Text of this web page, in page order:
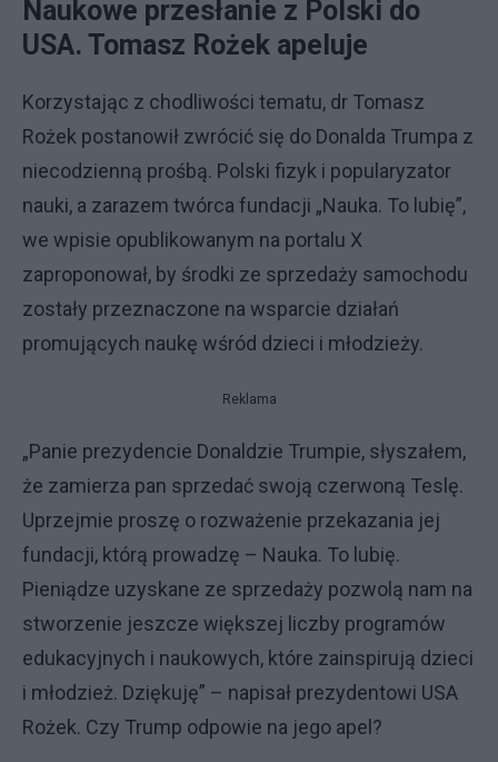
Naukowe przesłanie z Polski do
USA. Tomasz Rożek apeluje
Korzystając z chodliwości tematu, dr Tomasz
Rożek postanowił zwrócić się do Donalda Trumpa z
niecodzienną prośbą. Polski fizyk i popularyzator
nauki, a zarazem twórca fundacji „Nauka. To lubię”,
we wpisie opublikowanym na portalu X
zaproponował, by środki ze sprzedaży samochodu
zostały przeznaczone na wsparcie działań
promujących naukę wśród dzieci i młodzieży.
Reklama
„Panie prezydencie Donaldzie Trumpie, słyszałem,
że zamierza pan sprzedać swoją czerwoną Teslę.
Uprzejmie proszę o rozważenie przekazania jej
fundacji, którą prowadzę – Nauka. To lubię.
Pieniądze uzyskane ze sprzedaży pozwolą nam na
stworzenie jeszcze większej liczby programów
edukacyjnych i naukowych, które zainspirują dzieci
i młodzież. Dziękuję” – napisał prezydentowi USA
Rożek. Czy Trump odpowie na jego apel?